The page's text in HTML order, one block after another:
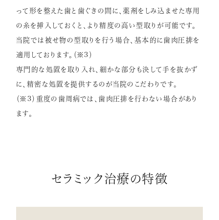
って形を整えた歯と歯ぐきの間に、薬剤をしみ込ませた専用
の糸を挿入しておくと、より精度の高い型取りが可能です。
当院では被せ物の型取りを行う場合、基本的に歯肉圧排を
適用しております。（※3）
専門的な処置を取り入れ、細かな部分も決して手を抜かず
に、精密な処置を提供するのが当院のこだわりです。
（※3）重度の歯周病では、歯肉圧排を行わない場合があり
ます。
セラミック治療の特徴